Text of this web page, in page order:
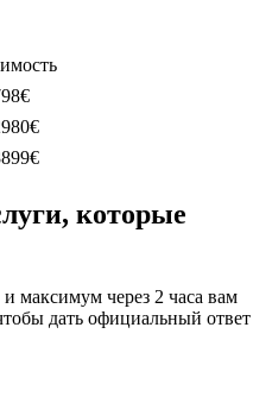
которые
максимум через 2 часа вам
дать официальный ответ